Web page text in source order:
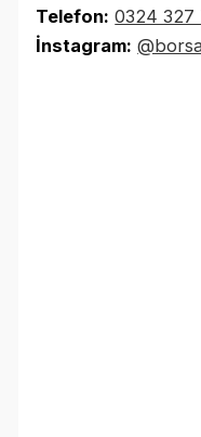
Telefon: 0324 327
İnstagram: